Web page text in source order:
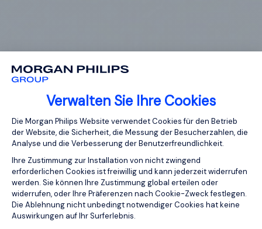
Verwalten Sie Ihre Cookies
Einwilligungsmanagementplattform:
Die Morgan Philips Website verwendet Cookies für den Betrieb
der Website, die Sicherheit, die Messung der Besucherzahlen, die
Analyse und die Verbesserung der Benutzerfreundlichkeit.
Ihre Zustimmung zur Installation von nicht zwingend
erforderlichen Cookies ist freiwillig und kann jederzeit widerrufen
werden. Sie können Ihre Zustimmung global erteilen oder
widerrufen, oder Ihre Präferenzen nach Cookie-Zweck festlegen.
Die Ablehnung nicht unbedingt notwendiger Cookies hat keine
Auswirkungen auf Ihr Surferlebnis.